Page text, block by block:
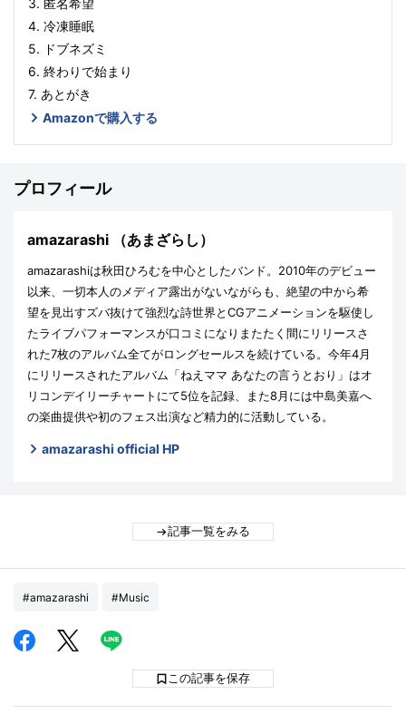
3. 匿名希望
4. 冷凍睡眠
5. ドブネズミ
6. 終わりで始まり
7. あとがき
Amazonで購入する
プロフィール
amazarashi （あまざらし）
amazarashiは秋田ひろむを中心としたバンド。2010年のデビュー
以来、一切本人のメディア露出がないながらも、絶望の中から希
望を見出すズバ抜けて強烈な詩世界とCGアニメーションを駆使し
たライブパフォーマンスが口コミになりまたたく間にリリースさ
れた7枚のアルバム全てがロングセールスを続けている。今年4月
にリリースされたアルバム「ねえママ あなたの言うとおり」はオ
リコンデイリーチャートにて5位を記録、また8月には中島美嘉へ
の楽曲提供や初のフェス出演など精力的に活動している。
amazarashi official HP
記事一覧をみる
#amazarashi #Music
この記事を保存